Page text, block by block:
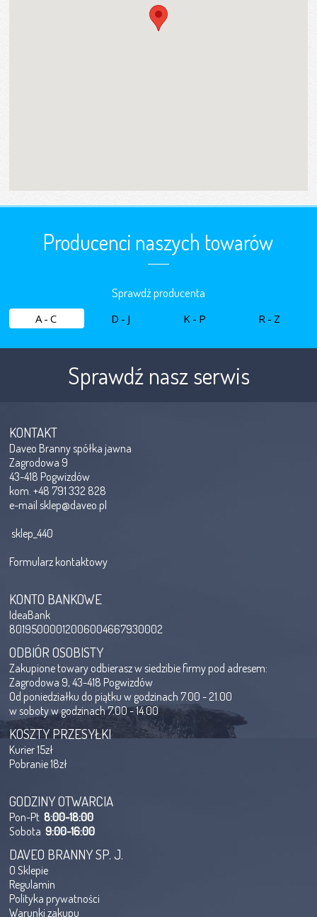
Producenci naszych towarów
Sprawdź producenta
A-C D-J K-P R-Z
Sprawdź nasz serwis
KONTAKT
Daveo Branny spółka jawna
Zagrodowa 9
43-418 Pogwizdów
kom. +48 791 332 828
e-mailsklep@daveo.pl
sklep_440
Formularz kontaktowy
KONTO BANKOWE
IdeaBank
80195000012006004667930002
ODBIÓR OSOBISTY
Zakupione towary odbierasz w siedzibie firmy pod adresem:
Zagrodowa 9, 43-418 Pogwizdów
Od poniedziałku do piątku w godzinach 7.00 - 21.00
w soboty w godzinach 7.00 - 14.00
KOSZTY PRZESYŁKI
Kurier 15zł
Pobranie 18zł
GODZINY OTWARCIA
Pon-Pt8:00-18:00
Sobota9:00-16:00
DAVEO BRANNY SP. J.
O Sklepie
Regulamin
Polityka prywatności
Warunki zakupu